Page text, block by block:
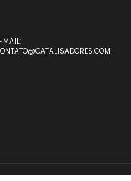
MAIL: